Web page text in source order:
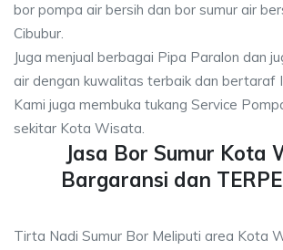
bor pompa air bersih dan bor sumur air
Cibubur.
Juga menjual berbagai Pipa Paralon dan
air dengan kuwalitas terbaik dan bertaraf
Kami juga membuka tukang Service
sekitar Kota Wisata.
Jasa Bor Sumur Kota
Bargaransi dan
Tirta Nadi Sumur Bor Meliputi area Kota